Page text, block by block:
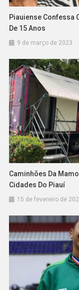
Piauiense Confessa
De 15 Anos
9 de março de 2023
Caminhões Da
Cidades Do Piauí
15 de fevereiro de